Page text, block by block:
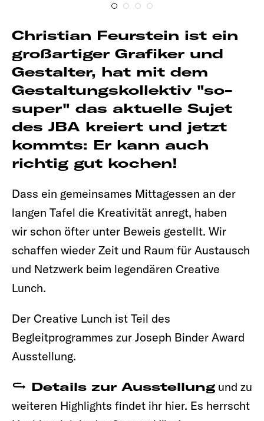
Christian Feurstein ist ein
großartiger Grafiker und
Gestalter, hat mit dem
Gestaltungskollektiv "so-
super" das aktuelle Sujet
des JBA kreiert und jetzt
kommts: Er kann auch
richtig gut kochen!
Dass ein gemeinsames Mittagessen an der
langen Tafel die Kreativität anregt, haben
wir schon öfter unter Beweis gestellt. Wir
schaffen wieder Zeit und Raum für Austausch
und Netzwerk beim legendären Creative
Lunch.
Der Creative Lunch ist Teil des
Begleitprogrammes zur Joseph Binder Award
Ausstellung.
Details zur Ausstellung und zu
weiteren Highlights findet ihr hier. Es herrscht